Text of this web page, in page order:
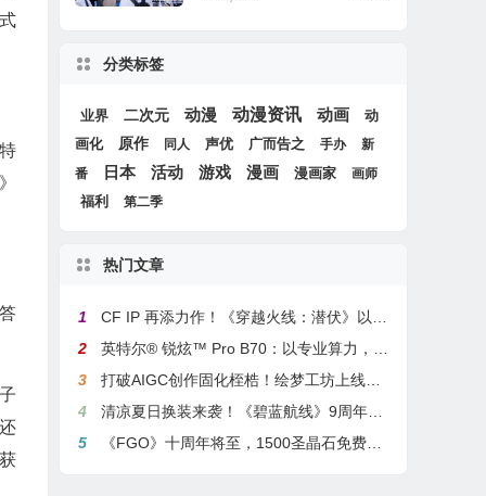
分类标签
业界 二次元 动漫 动漫资讯 动画
动
画化
原作 同人 声优 广而告之 手办
新
番
日本 活动 游戏 漫画 漫画家 画师
福利 第二季
热门文章
1
CF IP 再添力作！《穿越火线：潜伏》以3A叙事重塑战术潜行玩法
2
英特尔® 锐炫™ Pro B70：以专业算力，解锁本地化AI部署与生产力新基准
3
打破AIGC创作固化桎梏！绘梦工坊上线绘梦画布dreamo赋能全场景自由创作
4
清凉夏日换装来袭！《碧蓝航线》9周年庆典活动第二弹今日正式上线
5
《FGO》十周年将至，1500圣晶石免费福利，新老玩家均可解锁